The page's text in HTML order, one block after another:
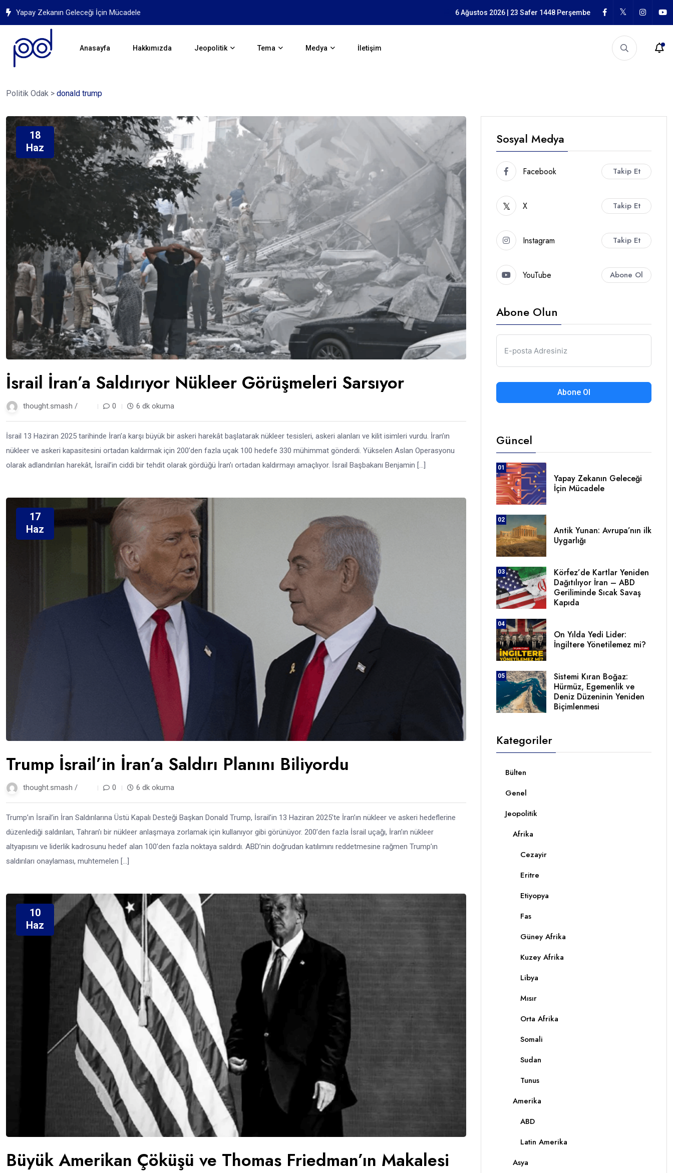
Yapay Zekanın Geleceği İçin Mücadele Antik Yunan: Avrupa’nın ilk Uygarlığı6 Ağustos 2026 | 23 Safer 1448 Perşembe
Anasayfa Hakkımızda Jeopolitik Tema Medya İletişim
Politik Odak > donald trump
18
Haz
İsrail İran’a Saldırıyor Nükleer Görüşmeleri Sarsıyor
thought.smash / 0 6 dk okuma
İsrail 13 Haziran 2025 tarihinde İran’a karşı büyük bir askeri harekât başlatarak nükleer tesisleri, askeri alanları ve kilit isimleri vurdu. İran’ın
nükleer ve askeri kapasitesini ortadan kaldırmak için 200’den fazla uçak 100 hedefe 330 mühimmat gönderdi. Yükselen Aslan Operasyonu
olarak adlandırılan harekât, İsrail’in ciddi bir tehdit olarak gördüğü İran’ı ortadan kaldırmayı amaçlıyor. İsrail Başbakanı Benjamin […]
17
Haz
Trump İsrail’in İran’a Saldırı Planını Biliyordu
thought.smash / 0 6 dk okuma
Trump’ın İsrail’in İran Saldırılarına Üstü Kapalı Desteği Başkan Donald Trump, İsrail’in 13 Haziran 2025’te İran’ın nükleer ve askeri hedeflerine
düzenlediği saldırıları, Tahran’ı bir nükleer anlaşmaya zorlamak için kullanıyor gibi görünüyor. 200’den fazla İsrail uçağı, İran’ın nükleer
altyapısını ve liderlik kadrosunu hedef alan 100’den fazla noktaya saldırdı. ABD’nin doğrudan katılımını reddetmesine rağmen Trump’ın
saldırıları onaylaması, muhtemelen […]
10
Haz
Büyük Amerikan Çöküşü ve Thomas Friedman’ın Makalesi
Sosyal Medya
Facebook Takip Et
X Takip Et
Instagram Takip Et
YouTube Abone Ol
Abone Olun
Abone Ol
Güncel
01
Yapay Zekanın Geleceği
İçin Mücadele
02
Antik Yunan: Avrupa’nın ilk
Uygarlığı
03
Körfez’de Kartlar Yeniden
Dağıtılıyor İran – ABD
Geriliminde Sıcak Savaş
Kapıda
04
On Yılda Yedi Lider:
İngiltere Yönetilemez mi?
05
Sistemi Kıran Boğaz:
Hürmüz, Egemenlik ve
Deniz Düzeninin Yeniden
Biçimlenmesi
Kategoriler
Bülten
Genel
Jeopolitik
Afrika
Cezayir
Eritre
Etiyopya
Fas
Güney Afrika
Kuzey Afrika
Libya
Mısır
Orta Afrika
Somali
Sudan
Tunus
Amerika
ABD
Latin Amerika
Asya